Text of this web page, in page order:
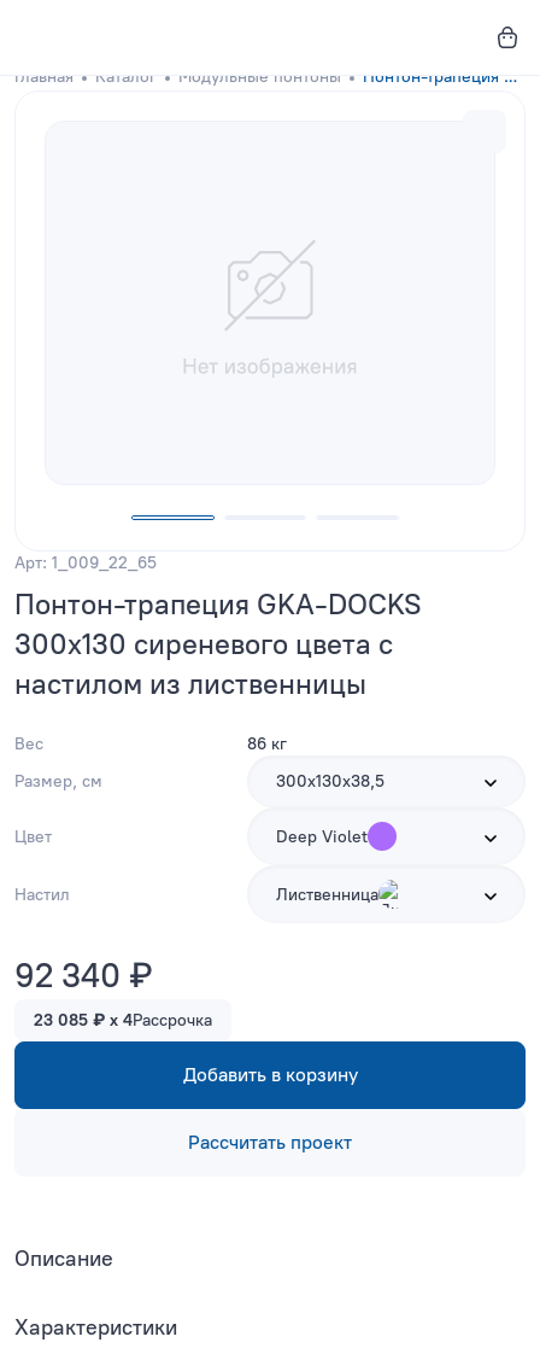
Главная Каталог Модульные понтоны Понтон-трапеция GKA-DOCKS 300x130 Deep Violet с настилом из лиственницы
Арт: 1_009_22_65
Понтон-трапеция GKA-DOCKS
300x130 сиреневого цвета с
настилом из лиственницы
Вес
86 кг
Размер, см
300х130х38,5
Цвет Deep Violet
Настил Лиственница
92 340 ₽
23 085 ₽ x 4Рассрочка
Добавить в корзину
Рассчитать проект
Описание
Характеристики